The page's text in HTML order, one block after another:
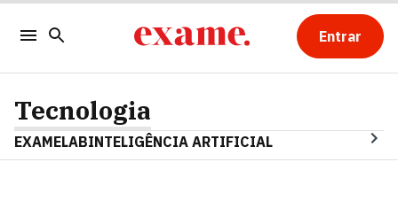
Entrar
Tecnologia
EXAMELABINTELIGÊNCIA ARTIFICIAL